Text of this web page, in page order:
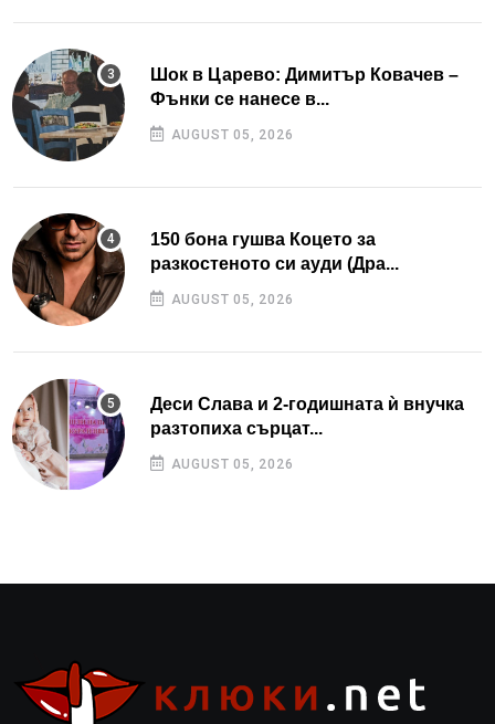
Шок в Царево: Димитър Ковачев –
Фънки се нанесе в...
AUGUST 05, 2026
150 бона гушва Коцето за
разкостеното си ауди (Дра...
AUGUST 05, 2026
Деси Слава и 2-годишната ѝ внучка
разтопиха сърцат...
AUGUST 05, 2026